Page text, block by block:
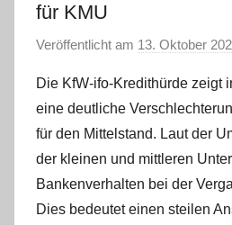
für KMU
Veröffentlicht am 13. Oktober
Die KfW-ifo-Kredithürde zeigt
eine deutliche
für den Mittelstand. Laut der
der kleinen und mittleren
Bankenverhalten bei der
Dies bedeutet einen steilen